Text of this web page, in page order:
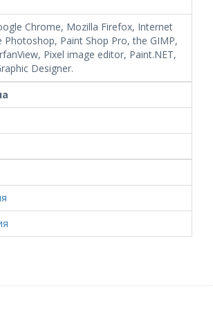
Chrome, Mozilla Firefox, Internet
Photoshop, Paint Shop Pro, the GIMP,
Pixel image editor, Paint.NET,
Designer.